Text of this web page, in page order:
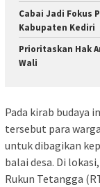
Cabai Jadi Fokus
Kabupaten Kediri
Prioritaskan Hak
Wali
Pada kirab budaya
tersebut para
untuk dibagikan
balai desa. Di
Rukun Tetangga